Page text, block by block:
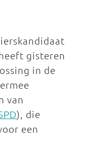
gisteren
in de
van
), die
een